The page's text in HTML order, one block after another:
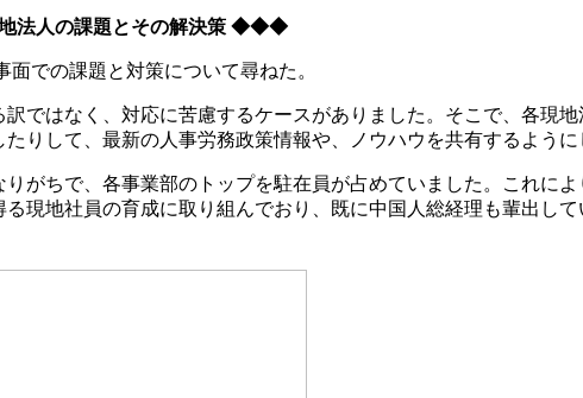
法人の課題とその解決策 ◆◆◆
での課題と対策について尋ねた。
ではなく、対応に苦慮するケースがありました。そこで、各現地
りして、最新の人事労務政策情報や、ノウハウを共有するように
ちで、各事業部のトップを駐在員が占めていました。これによ
現地社員の育成に取り組んでおり、既に中国人総経理も輩出し